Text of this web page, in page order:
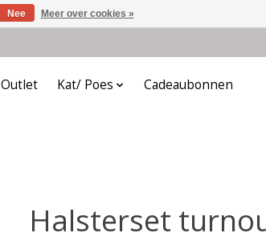
Outlet Kat/ Poes Cadeaubonnen
Halsterset
Nee Meer over cookies »